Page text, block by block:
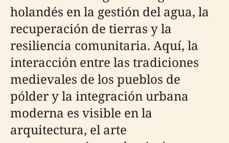
holandés en la gestión del agua, la
recuperación de tierras y la
resiliencia comunitaria. Aquí, la
interacción entre las tradiciones
medievales de los pueblos de
pólder y la integración urbana
moderna es visible en la
arquitectura, el arte